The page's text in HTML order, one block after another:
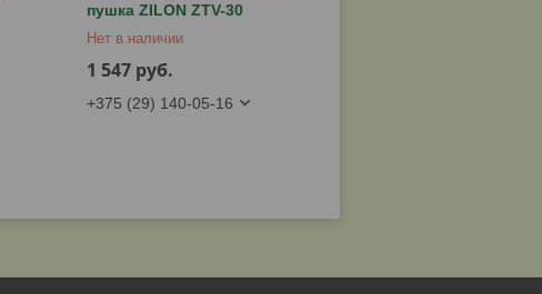
пушка ZILON ZTV-30
Нет в наличии
1 547 руб.
+375 (29) 140-05-16